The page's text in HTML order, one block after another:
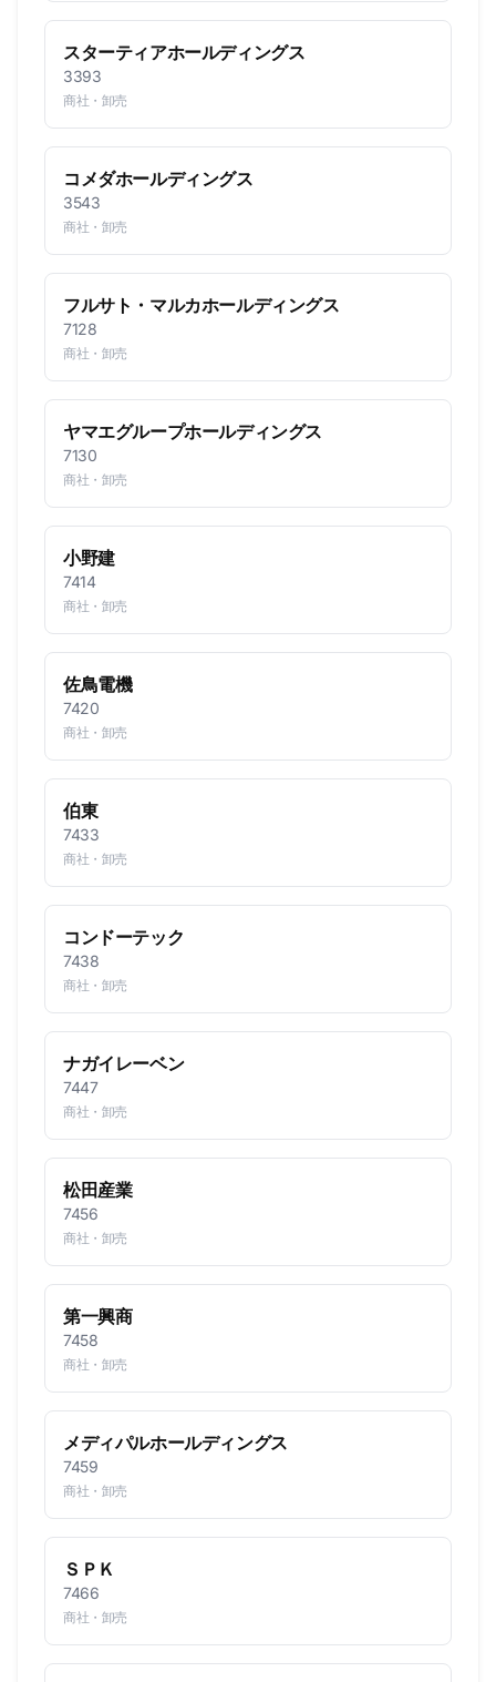
スターティアホールディングス
3393
商社・卸売
コメダホールディングス
3543
商社・卸売
フルサト・マルカホールディングス
7128
商社・卸売
ヤマエグループホールディングス
7130
商社・卸売
小野建
7414
商社・卸売
佐鳥電機
7420
商社・卸売
伯東
7433
商社・卸売
コンドーテック
7438
商社・卸売
ナガイレーベン
7447
商社・卸売
松田産業
7456
商社・卸売
第一興商
7458
商社・卸売
メディパルホールディングス
7459
商社・卸売
ＳＰＫ
7466
商社・卸売